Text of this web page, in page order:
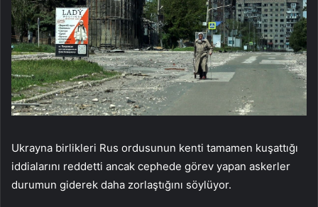
Ukrayna birlikleri Rus ordusunun kenti tamamen kuşattığı
iddialarını reddetti ancak cephede görev yapan askerler
durumun giderek daha zorlaştığını söylüyor.